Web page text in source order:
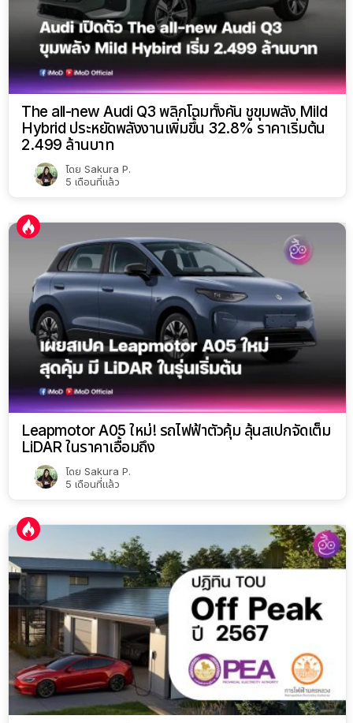
The all-new Audi Q3 พลิกโฉมทั้งคัน ชูขุมพลัง Mild
Hybrid ประหยัดพลังงานเพิ่มขึ้น 32.8% ราคาเริ่มต้น
2.499 ล้านบาท
โดย Sakura P.
5 เดือนที่แล้ว
Leapmotor A05 ใหม่! รถไฟฟ้าตัวคุ้ม ลุ้นสเปกจัดเต็ม
LiDAR ในราคาเอื้อมถึง
โดย Sakura P.
5 เดือนที่แล้ว